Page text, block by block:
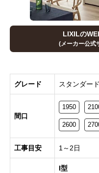
LIXILの
(メーカー公式
グレード スタンダード
間口
1950
2600
工事目安 1～2日
I型